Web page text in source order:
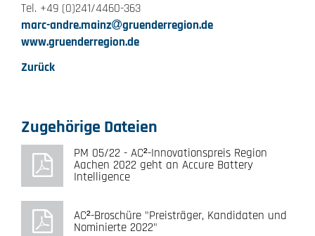
Tel. +49 (0)241/4460-363
marc-andre.mainz
gruenderregion.de
www.gruenderregion.de
Zurück
Zugehörige Dateien
PM 05/22 - AC²-Innovationspreis Region
Aachen 2022 geht an Accure Battery
Intelligence
AC²-Broschüre "Preisträger, Kandidaten und
Nominierte 2022"